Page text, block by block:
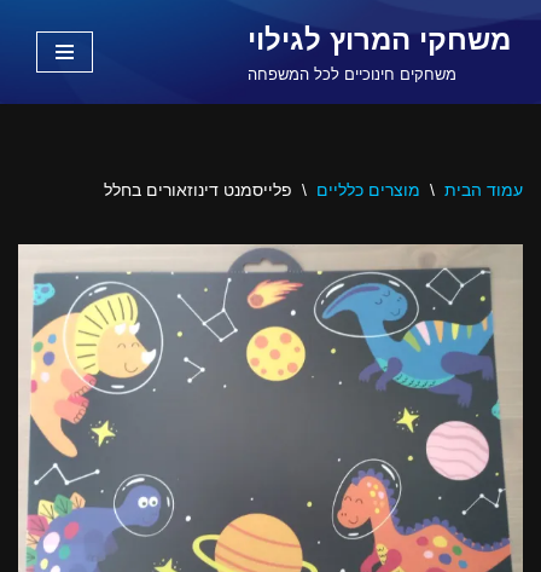
משחקי המרוץ לגילוי
משחקים חינוכיים לכל המשפחה
עמוד הבית \ מוצרים כלליים \ פלייסמנט דינוזאורים בחלל